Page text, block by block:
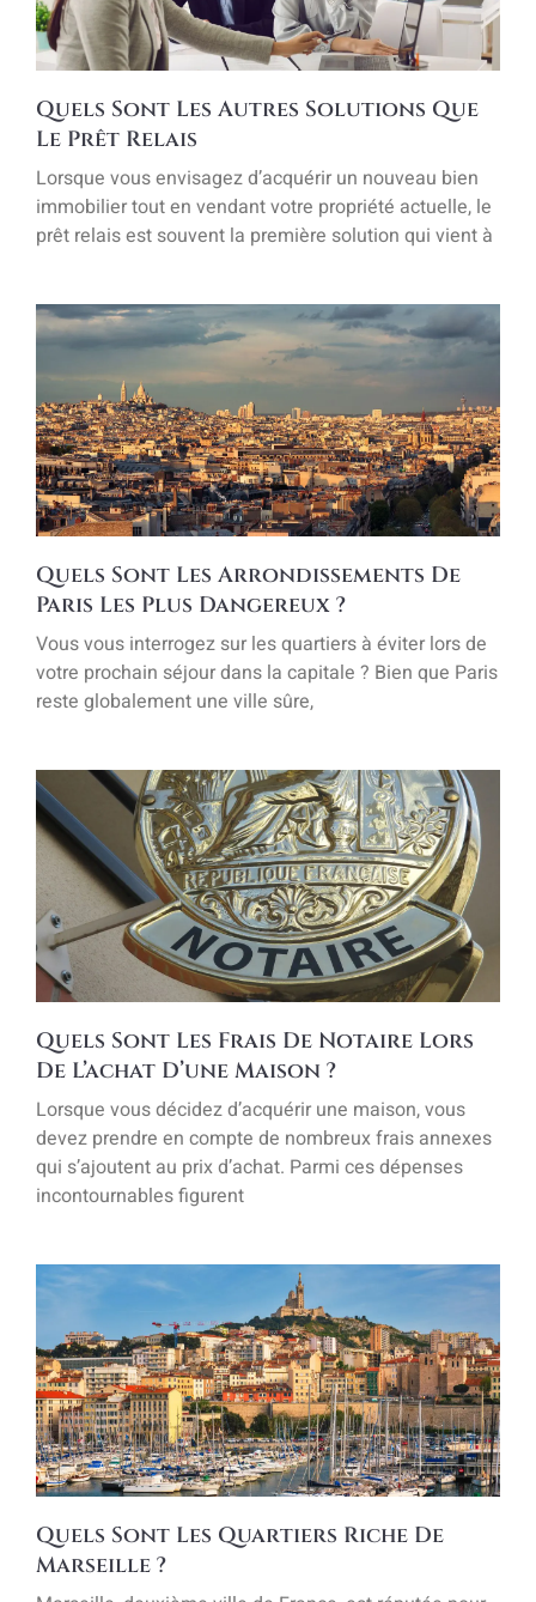
Quels Sont Les Autres Solutions Que
Le Prêt Relais
Lorsque vous envisagez d’acquérir un nouveau bien
immobilier tout en vendant votre propriété actuelle, le
prêt relais est souvent la première solution qui vient à
Quels Sont Les Arrondissements De
Paris Les Plus Dangereux ?
Vous vous interrogez sur les quartiers à éviter lors de
votre prochain séjour dans la capitale ? Bien que Paris
reste globalement une ville sûre,
Quels Sont Les Frais De Notaire Lors
De L’achat D’une Maison ?
Lorsque vous décidez d’acquérir une maison, vous
devez prendre en compte de nombreux frais annexes
qui s’ajoutent au prix d’achat. Parmi ces dépenses
incontournables figurent
Quels Sont Les Quartiers Riche De
Marseille ?